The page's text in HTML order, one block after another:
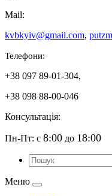
Mail:
kvbkyiv@gmail.com,
Телефони:
+38 097 89-01-304,
+38 098 88-00-046
Консультація:
Пн-Пт: с 8:00 до 18:00
Меню